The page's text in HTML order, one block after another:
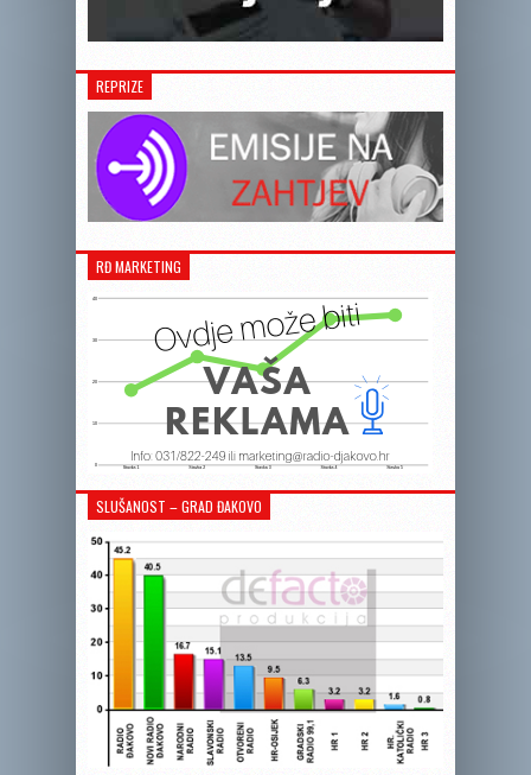
REPRIZE
RĐ MARKETING
SLUŠANOST – GRAD ĐAKOVO